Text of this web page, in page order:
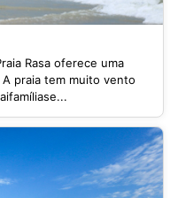
Rasa oferece uma
praia tem muito vento